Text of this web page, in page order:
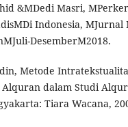
&MDedi Masri,
Indonesia, MJurnal
DesemberM2018.
Metode
dalam Studi
Tiara Wacana,